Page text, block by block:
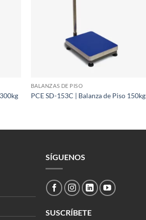
BALANZAS DE PISO
PCE SD-153C | Balanza de Piso 150kg
SÍGUENOS
SUSCRÍBETE